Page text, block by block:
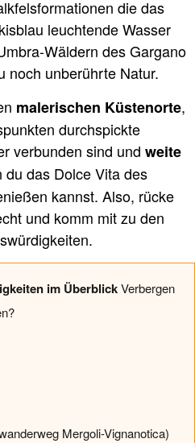
die das
leuchtende Wasser
Wäldern des Gargano
noch unberührte Natur.
malerischen Küstenorte,
durchspickte
verbunden sind und weite
du das Dolce Vita des
kannst. Also, rücke
und komm mit zu den
im ÜberblickVerbergen
Mergoli-Vignanotica)